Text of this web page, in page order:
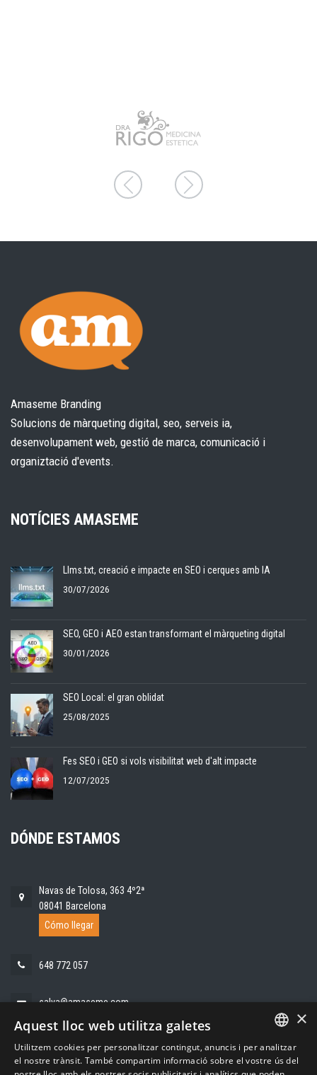
Amaseme Branding
Solucions de màrqueting digital, seo, serveis ia,
desenvolupament web, gestió de marca, comunicació i
organiztació d'events.
NOTÍCIES AMASEME
Llms.txt, creació e impacte en SEO i cerques amb IA
30/07/2026
SEO, GEO i AEO estan transformant el màrqueting digital
30/01/2026
SEO Local: el gran oblidat
25/08/2025
Fes SEO i GEO si vols visibilitat web d'alt impacte
12/07/2025
DÓNDE ESTAMOS
Navas de Tolosa, 363 4º2ª
08041 Barcelona
Cómo llegar
648 772 057
salva@amaseme.com
SPANISH
×
Aquest lloc web utilitza galetes
Utilitzem cookies per personalitzar contingut, anuncis i per analitzar
el nostre trànsit. També compartim informació sobre el vostre ús del